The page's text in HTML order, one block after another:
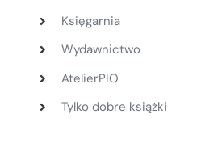
Księgarnia
Wydawnictwo
AtelierPIO
Tylko dobre książki